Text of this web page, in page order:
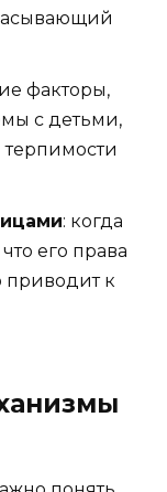
факторы,
с детьми,
: когда
его права
приводит к